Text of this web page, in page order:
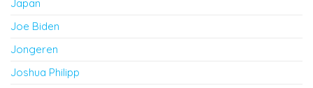
Japan
Joe Biden
Jongeren
Joshua Philipp